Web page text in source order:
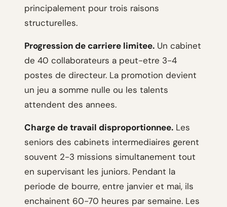
principalement pour trois raisons
structurelles.
Progression de carriere limitee. Un cabinet
de 40 collaborateurs a peut-etre 3-4
postes de directeur. La promotion devient
un jeu a somme nulle ou les talents
attendent des annees.
Charge de travail disproportionnee. Les
seniors des cabinets intermediaires gerent
souvent 2-3 missions simultanement tout
en supervisant les juniors. Pendant la
periode de bourre, entre janvier et mai, ils
enchainent 60-70 heures par semaine. Les